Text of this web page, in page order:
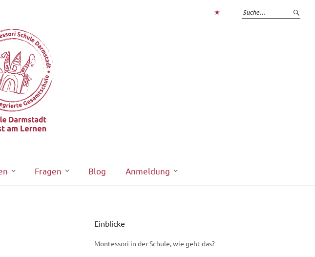
Fragen Blog Anmeldung
Einblicke
Montessori in der Schule, wie geht das?